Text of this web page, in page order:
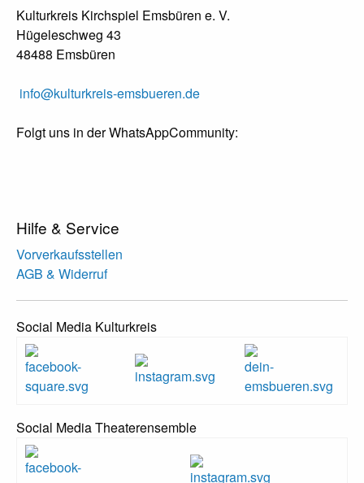
Kulturkreis Kirchspiel Emsbüren e. V.
Hügeleschweg 43
48488 Emsbüren
info@kulturkreis-emsbueren.de
Folgt uns in der WhatsAppCommunity:
Hilfe & Service
Vorverkaufsstellen
AGB & Widerruf
Social Media Kulturkreis
Social Media Theaterensemble